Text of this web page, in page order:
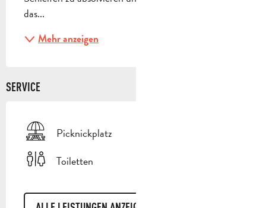
das...
Mehr anzeigen
SERVICE
Picknickplatz
Toiletten